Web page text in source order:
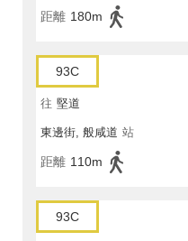
距離 180m
93C
往 堅道
東邊街, 般咸道 站
距離 110m
93C